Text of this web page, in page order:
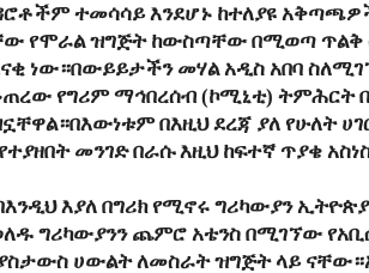
ተመሳሳይ እንደሆኑ ከተለያዩ
የሞራል ዝግጅት ከውስጣቸው በሚወጣ ጥልቅ
ነው።በውይይታችን መሃል አዲስ አበባ
የግሪም ማኅበረሰብ (ኮሚኒቲ) ትምሕርት
በእዚህ ደረጃ ያለ የሁለት
መንገድ በራሱ እዚህ ከፍተኛ ጥያቄ
እያለ በግሪክ የሚኖሩ ግሪካውያን
ግሪካውያንን ጨምሮ አቴንስ በሚገኘው
ሀውልት ለመስራት ዝግጅት ላይ